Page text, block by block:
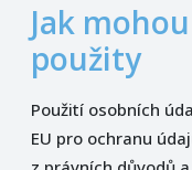
Jak
použity
Použití osobních
EU pro ochranu